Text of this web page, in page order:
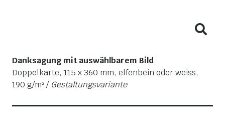
Danksagung mit auswählbarem Bild
Doppelkarte, 115 x 360 mm, elfenbein oder weiss,
190 g/m² / Gestaltungsvariante